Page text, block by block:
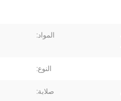
المواد:
النوع:
صلابة: